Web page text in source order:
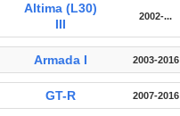
Altima (L30)
III
2002-...
Armada I 2003-2016
GT-R 2007-2016